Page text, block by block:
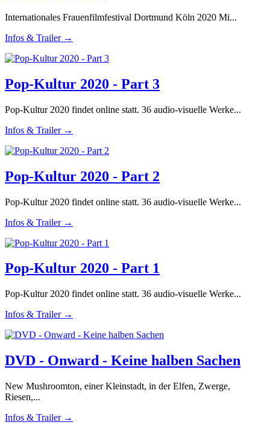
Internationales Frauenfilmfestival Dortmund Köln 2020 Mi...
Infos & Trailer →
Pop-Kultur 2020 - Part 3
Pop-Kultur 2020 findet online statt. 36 audio-visuelle Werke...
Infos & Trailer →
Pop-Kultur 2020 - Part 2
Pop-Kultur 2020 findet online statt. 36 audio-visuelle Werke...
Infos & Trailer →
Pop-Kultur 2020 - Part 1
Pop-Kultur 2020 findet online statt. 36 audio-visuelle Werke...
Infos & Trailer →
DVD - Onward - Keine halben Sachen
New Mushroomton, einer Kleinstadt, in der Elfen, Zwerge,
Riesen,...
Infos & Trailer →